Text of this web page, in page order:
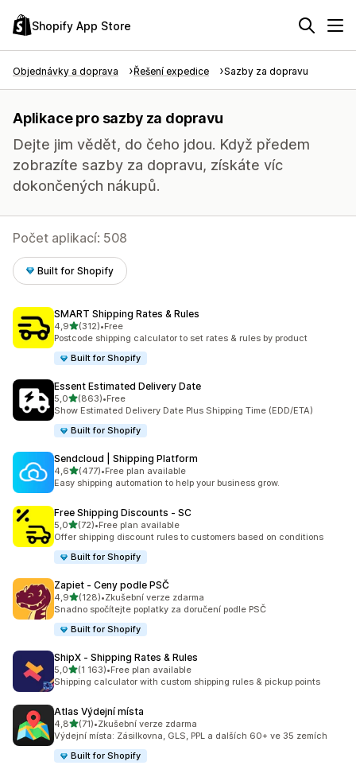
Shopify App Store
Objednávky a doprava Řešení expedice Sazby za dopravu
Aplikace pro sazby za dopravu
Dejte jim vědět, do čeho jdou. Když předem
zobrazíte sazby za dopravu, získáte víc
dokončených nákupů.
Počet aplikací: 508
Built for Shopify
SMART Shipping Rates & Rules
4,9z 5 hvězd
(312)
Celkový počet recenzí: 312
•Free
Postcode shipping calculator to set rates & rules by product
Built for Shopify
Essent Estimated Delivery Date
5,0z 5 hvězd
(863)
Celkový počet recenzí: 863
•Free
Show Estimated Delivery Date Plus Shipping Time (EDD/ETA)
Built for Shopify
Sendcloud | Shipping Platform
4,6z 5 hvězd
(477)
Celkový počet recenzí: 477
•Free plan available
Easy shipping automation to help your business grow.
Free Shipping Discounts ‑ SC
5,0z 5 hvězd
(72)
Celkový počet recenzí: 72
•Free plan available
Offer shipping discount rules to customers based on conditions
Built for Shopify
Zapiet ‑ Ceny podle PSČ
4,9z 5 hvězd
(128)
Celkový počet recenzí: 128
•Zkušební verze zdarma
Snadno spočítejte poplatky za doručení podle PSČ
Built for Shopify
ShipX ‑ Shipping Rates & Rules
5,0z 5 hvězd
(1 163)
Celkový počet recenzí: 1163
•Free plan available
Shipping calculator with custom shipping rules & pickup points
Atlas Výdejní místa
4,8z 5 hvězd
(71)
Celkový počet recenzí: 71
•Zkušební verze zdarma
Výdejní místa: Zásilkovna, GLS, PPL a dalších 60+ ve 35 zemích
Built for Shopify